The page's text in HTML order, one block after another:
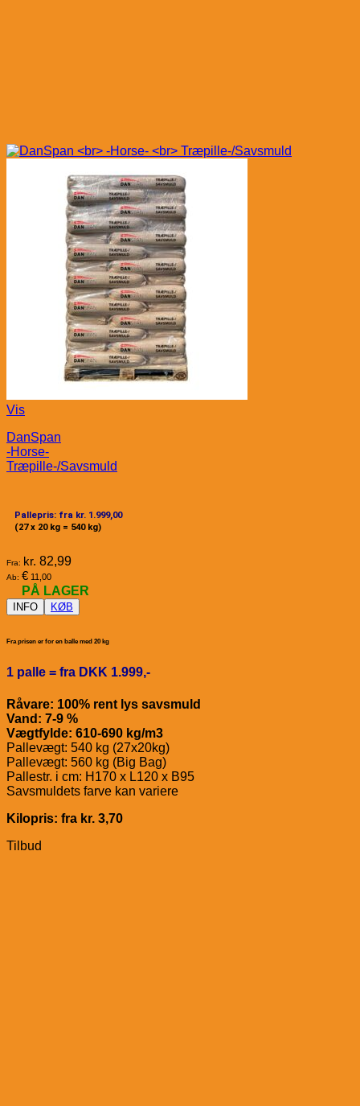
Vis
DanSpan
-Horse-
Træpille-/Savsmuld
Pallepris: fra kr. 1.999,00
(27 x 20 kg = 540 kg)
Fra: kr. 82,99
Ab: € 11,00
PÅ LAGER
INFO KØB
Fra prisen er for en balle med 20 kg
1 palle = fra DKK 1.999,-
Råvare: 100% rent lys savsmuld
Vand: 7-9 %
Vægtfylde: 610-690 kg/m3
Pallevægt: 540 kg (27x20kg)
Pallevægt: 560 kg (Big Bag)
Pallestr. i cm: H170 x L120 x B95
Savsmuldets farve kan variere
Kilopris: fra kr. 3,70
Tilbud